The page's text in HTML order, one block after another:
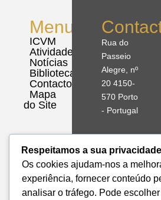
Menu
ICVM
Atividades
Notícias
Biblioteca
Contactos
Mapa
do Site
Rua do
Passeio
Alegre, nº
20 4150-
570 Porto
- Portugal
41º08'51,70"
N
8º39'41,76"
W
Respeitamos a sua privacidade
Os cookies ajudam-nos a
experiência, fornecer conteúdo
analisar o tráfego. Pode